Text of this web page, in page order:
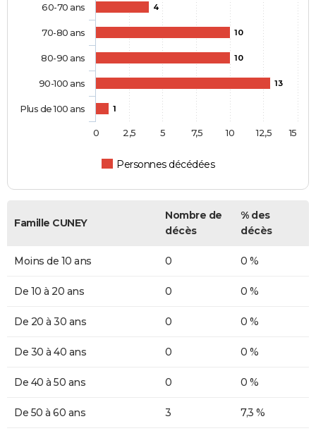
4
10
10
13
1
Personnes décédées
60-70 ans
70-80 ans
80-90 ans
90-100 ans
Plus de 100 ans
0 2,5 5 7,5 10 12,5 15
Famille CUNEY
Nombre de
décès
% des
décès
Moins de 10 ans 0 0 %
De 10 à 20 ans 0 0 %
De 20 à 30 ans 0 0 %
De 30 à 40 ans 0 0 %
De 40 à 50 ans 0 0 %
De 50 à 60 ans 3 7,3 %